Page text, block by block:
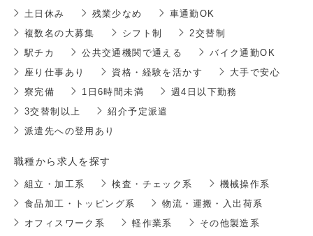
土日休み
残業少なめ
車通勤OK
複数名の大募集
シフト制
2交替制
駅チカ
公共交通機関で通える
バイク通勤OK
座り仕事あり
資格・経験を活かす
大手で安心
寮完備
1日6時間未満
週4日以下勤務
3交替制以上
紹介予定派遣
派遣先への登用あり
職種から求人を探す
組立・加工系 検査・チェック系
機械操作系
食品加工・トッピング系
物流・運搬・入出荷系
オフィスワーク系
軽作業系
その他製造系